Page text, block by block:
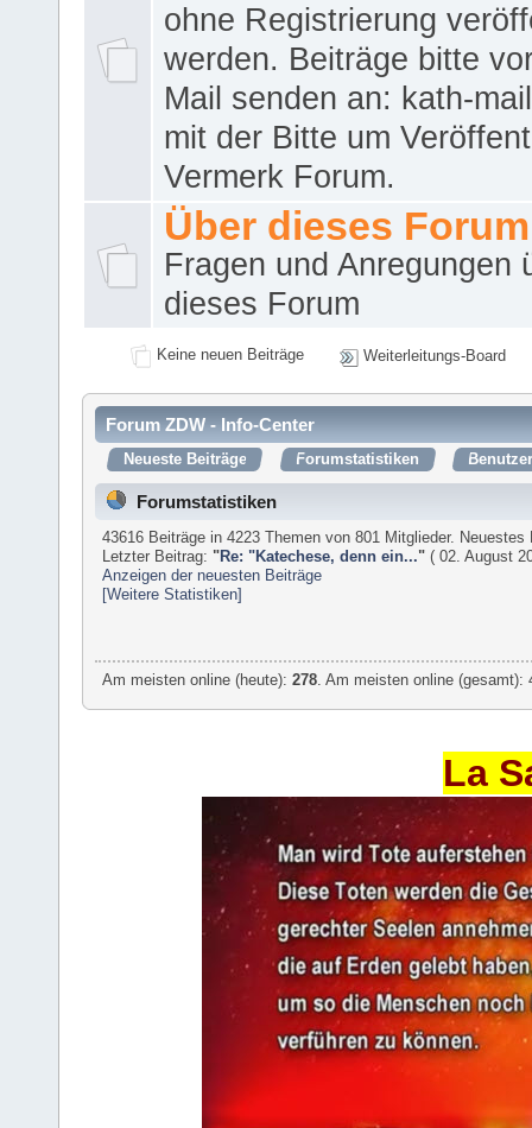
ohne Registrierung
werden. Beiträge bitte
Mail senden an: kath-
mit der Bitte um
Vermerk Forum.
Über dieses Forum
Fragen und Anregungen
dieses Forum
Keine neuen Beiträge Weiterleitungs-Board
Forum ZDW - Info-Center
Neueste Beiträge Forumstatistiken
Forumstatistiken
43616 Beiträge in 4223 Themen von 801 Mitglieder.
Letzter Beitrag: "Re: "Katechese, denn ein..." ( 02. August
Anzeigen der neuesten Beiträge
[Weitere Statistiken]
Am meisten online (heute):278 . Am meisten online
La